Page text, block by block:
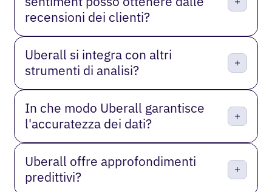
recensioni dei clienti?
Uberall si integra con altri
strumenti di analisi?
In che modo Uberall garantisce
l'accuratezza dei dati?
Uberall offre approfondimenti
predittivi?